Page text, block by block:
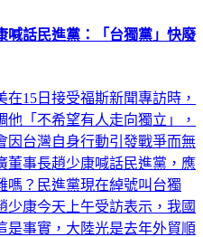
話民進黨：「台獨黨」快廢
15日接受福斯新聞專訪時，
「不希望有人走向獨立」，
因台灣自身行動引發戰爭而無
董事長趙少康喊話民進黨，應
嗎？民進黨現在綽號叫台獨
少康今天上午受訪表示，我國
是事實，大陸光是去年外貿順